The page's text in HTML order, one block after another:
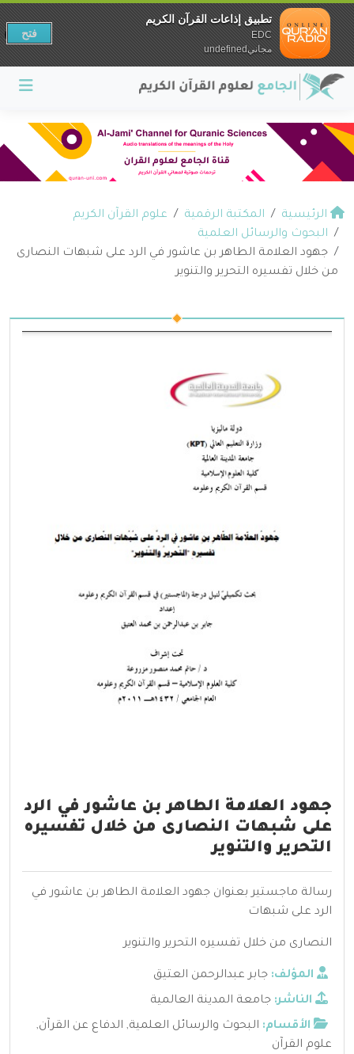
الرئيسية المكتبة الرقمية
علوم القرآن الكريم
البحوث والرسائل العلمية
جهود العلامة الطاهر بن عاشور في الرد على شبهات النصارى
من خلال تفسيره التحرير والتنوير
جهود العلامة الطاهر بن عاشور في الرد
على شبهات النصارى من خلال تفسيره
التحرير والتنوير
رسالة ماجستير بعنوان جهود العلامة الطاهر بن عاشور في
الرد على شبهات
النصارى من خلال تفسيره التحرير والتنوير
المؤلف: جابر عبدالرحمن العتيق
الناشر: جامعة المدينة العالمية
الأقسام: البحوث والرسائل العلمية, الدفاع عن القرآن,
علوم القرآن
تطبيق إذاعات القرآن الكريم
EDC
مجانيundefined
فتح